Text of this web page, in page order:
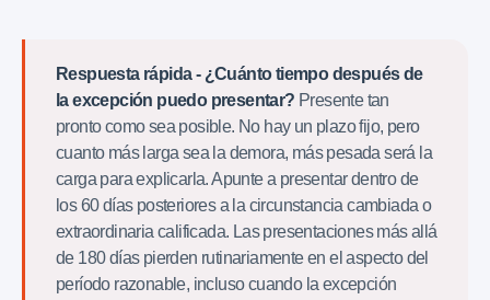
Respuesta rápida - ¿Cuánto tiempo después de
la excepción puedo presentar? Presente tan
pronto como sea posible. No hay un plazo fijo, pero
cuanto más larga sea la demora, más pesada será la
carga para explicarla. Apunte a presentar dentro de
los 60 días posteriores a la circunstancia cambiada o
extraordinaria calificada. Las presentaciones más allá
de 180 días pierden rutinariamente en el aspecto del
período razonable, incluso cuando la excepción